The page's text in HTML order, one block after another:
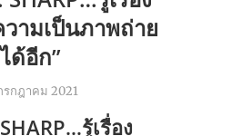
วามเป็นภาพถ่าย
ด้อีก”
รกฎาคม 2021
รู้เรื่อง